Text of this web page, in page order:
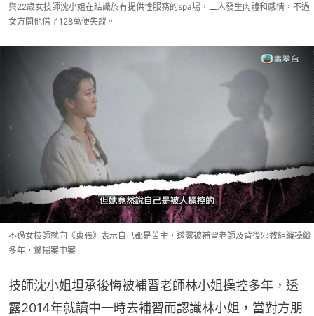
與22歲女技師沈小姐在結識於有提供性服務的spa場，二人發生肉體和感情，不過
女方問他借了128萬便失蹤。
不過女技師就向《東張》表示自己都是苦主，透露被補習老師及背後邪教組織操縱
多年，驚揭案中案。
技師沈小姐坦承後悔被補習老師林小姐操控多年，透
露2014年就讀中一時去補習而認識林小姐，當對方朋